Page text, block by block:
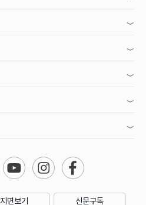
지면보기 신문구독